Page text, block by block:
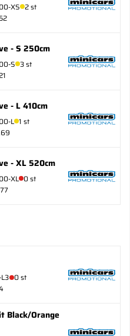
XS 2 st
- S 250cm
S 3 st
- L 410cm
L 1 st
- XL 520cm
XL 0 st
0 st
Black/Orange